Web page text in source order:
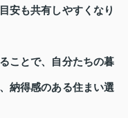
安も共有しやすくなり
ことで、自分たちの暮
納得感のある住まい選